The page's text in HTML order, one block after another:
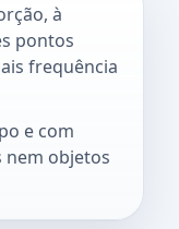
à
pontos
frequência
e com
nem objetos